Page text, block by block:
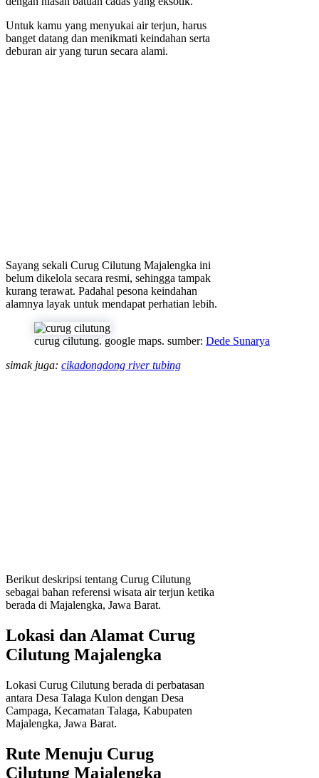
Untuk kamu yang menyukai air terjun, harus
banget datang dan menikmati keindahan serta
deburan air yang turun secara alami.
Sayang sekali Curug Cilutung Majalengka ini
belum dikelola secara resmi, sehingga tampak
kurang terawat. Padahal pesona keindahan
alamnya layak untuk mendapat perhatian lebih.
curug cilutung. google maps. sumber: Dede Sunarya
simak juga: cikadongdong river tubing
Berikut deskripsi tentang Curug Cilutung
sebagai bahan referensi wisata air terjun ketika
berada di Majalengka, Jawa Barat.
Lokasi dan Alamat Curug
Cilutung Majalengka
Lokasi Curug Cilutung berada di perbatasan
antara Desa Talaga Kulon dengan Desa
Campaga, Kecamatan Talaga, Kabupaten
Majalengka, Jawa Barat.
Rute Menuju Curug
Cilutung Majalengka